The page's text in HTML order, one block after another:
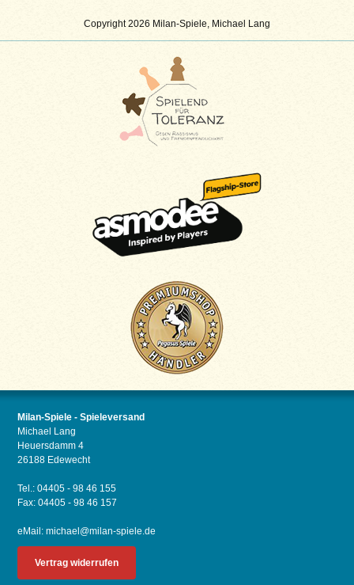
Copyright 2026 Milan-Spiele, Michael Lang
Milan-Spiele - Spieleversand
Michael Lang
Heuersdamm 4
26188 Edewecht
Tel.: 04405 - 98 46 155
Fax: 04405 - 98 46 157
eMail:michael@milan-spiele.de
Vertrag widerrufen